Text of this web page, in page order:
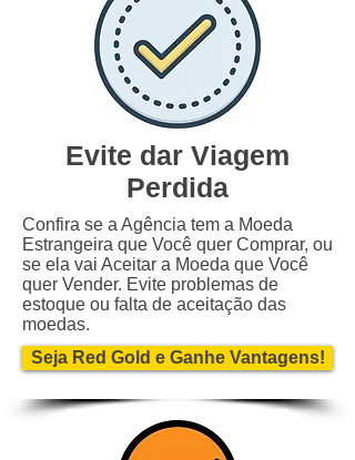
Evite dar Viagem
Perdida
Confira se a Agência tem a Moeda
Estrangeira que Você quer Comprar, ou
se ela vai Aceitar a Moeda que Você
quer Vender. Evite problemas de
estoque ou falta de aceitação das
moedas.
Seja Red Gold e Ganhe Vantagens!